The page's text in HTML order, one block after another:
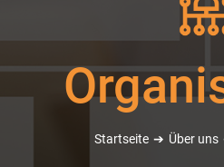
Startseite Über uns